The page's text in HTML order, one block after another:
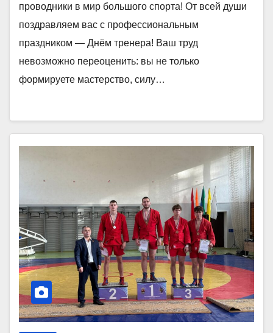
проводники в мир большого спорта! От всей души
поздравляем вас с профессиональным
праздником — Днём тренера! Ваш труд
невозможно переоценить: вы не только
формируете мастерство, силу…